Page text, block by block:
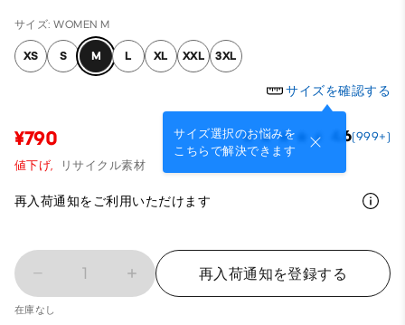
サイズ: WOMEN M
XS S M L XL XXL 3XL
サイズを確認する
サイズ選択のお悩みを
こちらで解決できます
¥790 4.6(999+)
値下げ, リサイクル素材
再入荷通知をご利用いただけます
1 再入荷通知を登録する
在庫なし